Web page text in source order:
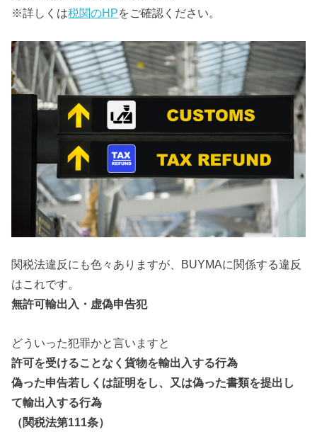
※詳しくは税関のHPをご確認ください。
関税法違反にも色々ありますが、BUYMAに関係する違反
はこれです。
無許可輸出入・虚偽申告犯
どういった犯罪かと言いますと
許可を受けることなく貨物を輸出入する行為
偽った申告若しくは証明をし、又は偽った書類を提出し
て輸出入する行為
（関税法第111条）